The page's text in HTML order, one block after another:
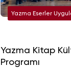
Yazma Eserler
Yazma Kitap
Programı